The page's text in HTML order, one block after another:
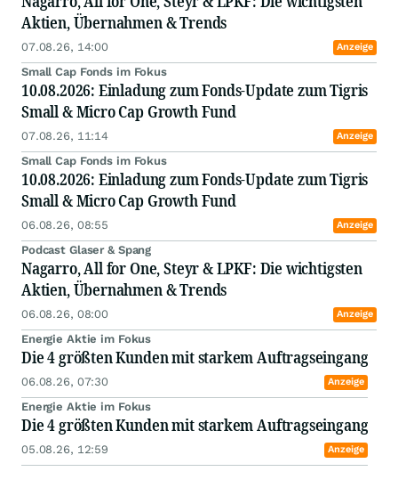
Aktien, Übernahmen & Trends
07.08.26, 14:00 Anzeige
Small Cap Fonds im Fokus
10.08.2026: Einladung zum Fonds-Update zum Tigris
Small & Micro Cap Growth Fund
07.08.26, 11:14 Anzeige
Small Cap Fonds im Fokus
10.08.2026: Einladung zum Fonds-Update zum Tigris
Small & Micro Cap Growth Fund
06.08.26, 08:55 Anzeige
Podcast Glaser & Spang
Nagarro, All for One, Steyr & LPKF: Die wichtigsten
Aktien, Übernahmen & Trends
06.08.26, 08:00 Anzeige
Energie Aktie im Fokus
Die 4 größten Kunden mit starkem Auftragseingang
06.08.26, 07:30 Anzeige
Energie Aktie im Fokus
Die 4 größten Kunden mit starkem Auftragseingang
05.08.26, 12:59 Anzeige